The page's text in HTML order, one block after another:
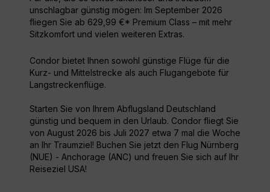
unschlagbar günstig mögen: Im September 2026
fliegen Sie ab 629,99 €* Premium Class – mit mehr
Sitzkomfort und vielen weiteren Extras.
Condor bietet Ihnen sowohl günstige Flüge für die
Kurz- und Mittelstrecke als auch Flugangebote für
Langstreckenflüge.
Starten Sie von Ihrem Abflugsland Deutschland
günstig und bequem in den Urlaub. Condor fliegt Sie
von August 2026 bis Juli 2027 etwa 7 mal die Woche
an Ihr Traumziel! Buchen Sie jetzt den Flug Nürnberg
(NUE) - Anchorage (ANC) und freuen Sie sich auf Ihr
Reiseziel USA!